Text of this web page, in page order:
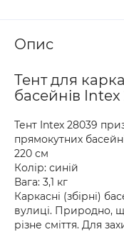
Опис
Тент для
басейнів
Тент Intex 28039
прямокутних
220 см
Колір: синій
Вага: 3,1 кг
Каркасні (збірні)
вулиці. Природно,
різне сміття. Для